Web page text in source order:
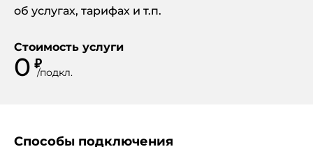
об услугах, тарифах и т.п.
Стоимость услуги
0 ₽
/подкл.
Способы подключения